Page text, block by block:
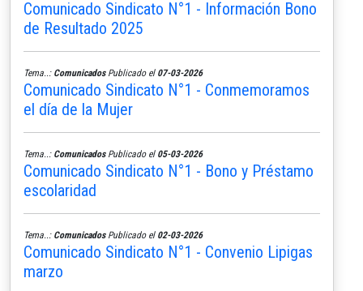
Comunicado Sindicato N°1 - Información Bono
de Resultado 2025
Tema..: ComunicadosPublicado el 07-03-2026
Comunicado Sindicato N°1 - Conmemoramos
el día de la Mujer
Tema..: ComunicadosPublicado el 05-03-2026
Comunicado Sindicato N°1 - Bono y Préstamo
escolaridad
Tema..: ComunicadosPublicado el 02-03-2026
Comunicado Sindicato N°1 - Convenio Lipigas
marzo